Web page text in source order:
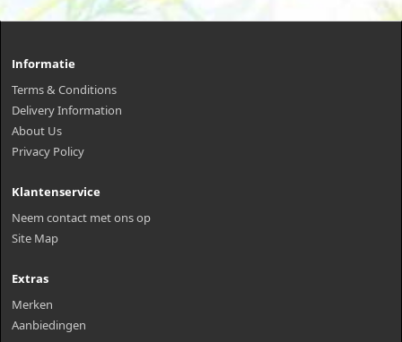
Informatie
Terms & Conditions
Delivery Information
About Us
Privacy Policy
Klantenservice
Neem contact met ons op
Site Map
Extras
Merken
Aanbiedingen